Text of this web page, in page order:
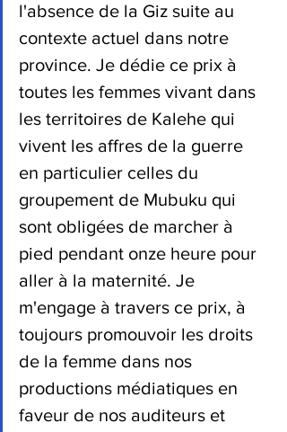
l'absence de la Giz suite au
contexte actuel dans notre
province. Je dédie ce prix à
toutes les femmes vivant dans
les territoires de Kalehe qui
vivent les affres de la guerre
en particulier celles du
groupement de Mubuku qui
sont obligées de marcher à
pied pendant onze heure pour
aller à la maternité. Je
m'engage à travers ce prix, à
toujours promouvoir les droits
de la femme dans nos
productions médiatiques en
faveur de nos auditeurs et